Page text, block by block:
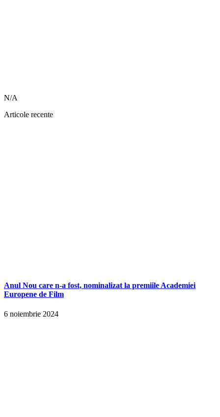
N/A
Articole recente
Anul Nou care n-a fost, nominalizat la premiile Academiei
Europene de Film
6 noiembrie 2024